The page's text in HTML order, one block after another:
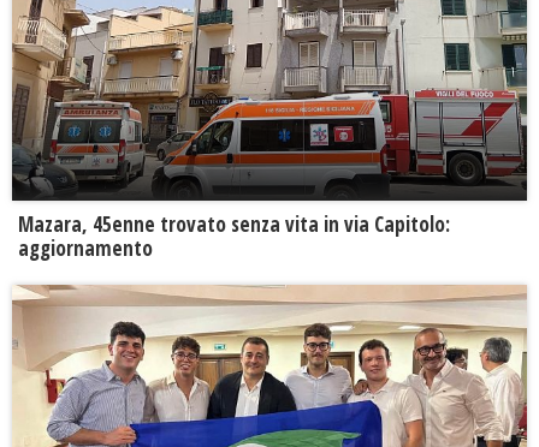
Mazara, 45enne trovato senza vita in via Capitolo:
aggiornamento